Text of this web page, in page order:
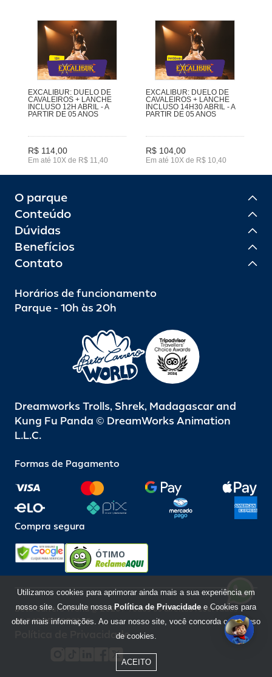
EXCALIBUR: DUELO DE
CAVALEIROS + LANCHE
INCLUSO 12H ABRIL - A
PARTIR DE 05 ANOS
R$ 114,00
Em até 10X de R$ 11,40
EXCALIBUR: DUELO DE
CAVALEIROS + LANCHE
INCLUSO 14H30 ABRIL - A
PARTIR DE 05 ANOS
R$ 104,00
Em até 10X de R$ 10,40
O parque
Conteúdo
Dúvidas
Benefícios
Contato
Horários de funcionamento
Parque - 10h às 20h
Dreamworks Trolls, Shrek, Madagascar and
Kung Fu Panda © DreamWorks Animation
L.L.C.
Formas de Pagamento
Compra segura
ÓTIMO
Beto Carrero World @ 2026 / Todos os direitos reservados
85.248.987/0001-10
Política de Privacidade
Utilizamos cookies para aprimorar ainda mais a sua experiência em
nosso site. Consulte nossa Política de Privacidade e Cookies para
obter mais informações. Ao usar nosso site, você concorda com o uso
de cookies.
ACEITO